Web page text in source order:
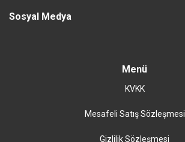
Sosyal Medya
Menü
KVKK
Mesafeli Satış Sözleşmesi
Gizlilik Sözleşmesi